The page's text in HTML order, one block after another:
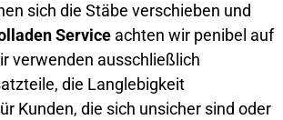
sich die Stäbe verschieben und
Service achten wir penibel auf
verwenden ausschließlich
die Langlebigkeit
Kunden, die sich unsicher sind oder